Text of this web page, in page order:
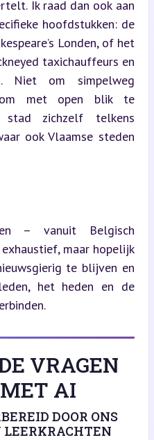
Ik raad dan ook aan
hoofdstukken: de
Londen, of het
taxichauffeurs en
Niet om simpelweg
met open blik te
stad zichzelf telkens
ook Vlaamse steden
– vanuit Belgisch
maar hopelijk
te blijven en
het heden en de
VRAGEN
AI
DOOR ONS